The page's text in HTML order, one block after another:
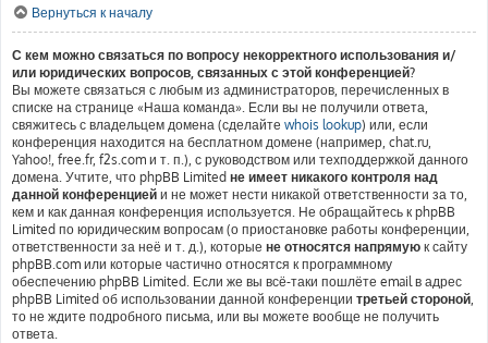
Вернуться к началу
С кем можно связаться по вопросу некорректного использования и/
или юридических вопросов, связанных с этой конференцией?
Вы можете связаться с любым из администраторов, перечисленных в
списке на странице «Наша команда». Если вы не получили ответа,
свяжитесь с владельцем домена (сделайте whois lookup) или, если
конференция находится на бесплатном домене (например, chat.ru,
Yahoo!, free.fr, f2s.com и т. п.), с руководством или техподдержкой данного
домена. Учтите, что phpBB Limited не имеет никакого контроля над
данной конференцией и не может нести никакой ответственности за то,
кем и как данная конференция используется. Не обращайтесь к phpBB
Limited по юридическим вопросам (о приостановке работы конференции,
ответственности за неё и т. д.), которые не относятся напрямую к сайту
phpBB.com или которые частично относятся к программному
обеспечению phpBB Limited. Если же вы всё-таки пошлёте email в адрес
phpBB Limited об использовании данной конференции третьей стороной,
то не ждите подробного письма, или вы можете вообще не получить
ответа.